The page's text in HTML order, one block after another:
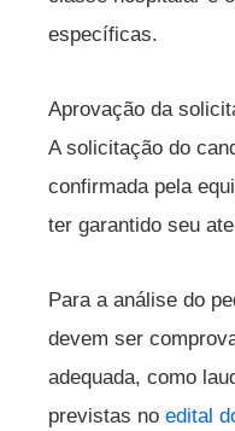
específicas.
Aprovação da
A solicitação do
confirmada pela
ter garantido seu
Para a análise do
devem ser
adequada, como
previstas no edital